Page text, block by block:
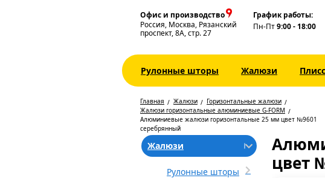
Офис и производство
Россия, Москва, Рязанский
проспект, 8А, стр. 27
График работы:
Пн-Пт9:00 - 18:00
Рулонные шторы Жалюзи
Главная Жалюзи
Горизонтальные жалюзи
Жалюзи горизонтальные алюминиевые G-FORM
Алюминиевые жалюзи горизонтальные 25 мм цвет №9601
серебрянный
Жалюзи
Рулонные шторы
цвет